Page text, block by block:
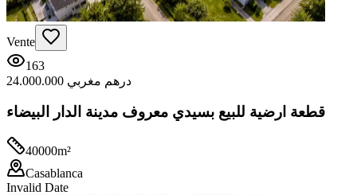
Vente
163
24.000.000 درهم مغربي
قطعة ارضية للبيع بسيدي معروف مدينة الدار البيضاء
40000m²
Casablanca
Invalid Date